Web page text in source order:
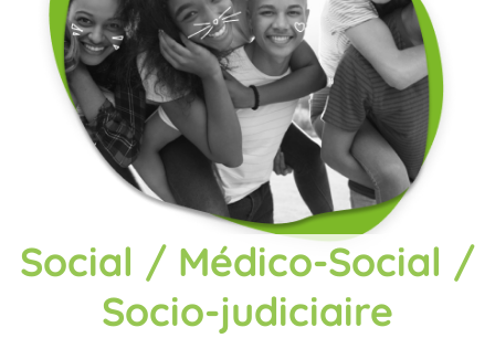
Social / Médico-Social /
Socio-judiciaire